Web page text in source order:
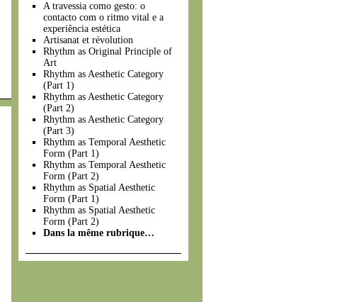
A travessia como gesto: o
contacto com o ritmo vital e a
experiência estética
Artisanat et révolution
Rhythm as Original Principle of
Art
Rhythm as Aesthetic Category
(Part 1)
Rhythm as Aesthetic Category
(Part 2)
Rhythm as Aesthetic Category
(Part 3)
Rhythm as Temporal Aesthetic
Form (Part 1)
Rhythm as Temporal Aesthetic
Form (Part 2)
Rhythm as Spatial Aesthetic
Form (Part 1)
Rhythm as Spatial Aesthetic
Form (Part 2)
Dans la même rubrique…